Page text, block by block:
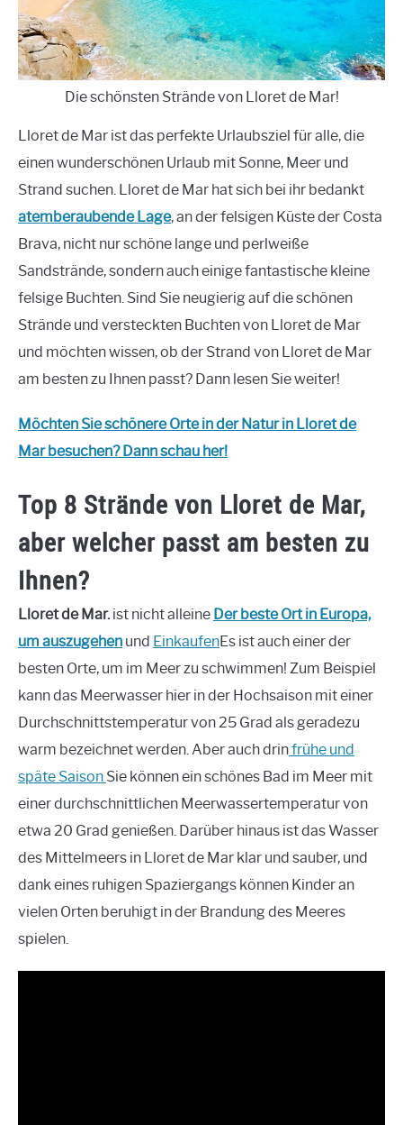
Die schönsten Strände von Lloret de Mar!
Lloret de Mar ist das perfekte Urlaubsziel für alle, die
einen wunderschönen Urlaub mit Sonne, Meer und
Strand suchen. Lloret de Mar hat sich bei ihr bedankt
atemberaubende Lage, an der felsigen Küste der Costa
Brava, nicht nur schöne lange und perlweiße
Sandstrände, sondern auch einige fantastische kleine
felsige Buchten. Sind Sie neugierig auf die schönen
Strände und versteckten Buchten von Lloret de Mar
und möchten wissen, ob der Strand von Lloret de Mar
am besten zu Ihnen passt? Dann lesen Sie weiter!
Möchten Sie schönere Orte in der Natur in Lloret de
Mar besuchen? Dann schau her!
Top 8 Strände von Lloret de Mar,
aber welcher passt am besten zu
Ihnen?
Lloret de Mar. ist nicht alleine Der beste Ort in Europa,
um auszugehen und EinkaufenEs ist auch einer der
besten Orte, um im Meer zu schwimmen! Zum Beispiel
kann das Meerwasser hier in der Hochsaison mit einer
Durchschnittstemperatur von 25 Grad als geradezu
warm bezeichnet werden. Aber auch drinfrühe und
späte Saison Sie können ein schönes Bad im Meer mit
einer durchschnittlichen Meerwassertemperatur von
etwa 20 Grad genießen. Darüber hinaus ist das Wasser
des Mittelmeers in Lloret de Mar klar und sauber, und
dank eines ruhigen Spaziergangs können Kinder an
vielen Orten beruhigt in der Brandung des Meeres
spielen.